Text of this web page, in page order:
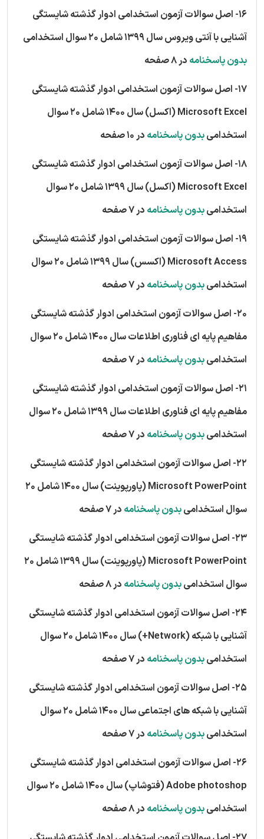
16- اصل سوالات آزمون استخدامی ادوار گذشته شایستگی
آشنایی با آنتی ویروس سال 1399 شامل 20 سوال استخدامی
بدون پاسخنامه در 8 صفحه
17- اصل سوالات آزمون استخدامی ادوار گذشته شایستگی
Microsoft Excel (اکسل) سال 1400 شامل 20 سوال
استخدامیبدون پاسخنامه در 10 صفحه
18- اصل سوالات آزمون استخدامی ادوار گذشته شایستگی
Microsoft Excel (اکسل) سال 1399 شامل 20 سوال
استخدامیبدون پاسخنامه در 7 صفحه
19- اصل سوالات آزمون استخدامی ادوار گذشته شایستگی
Microsoft Access (اکسس) سال 1399 شامل 20 سوال
استخدامیبدون پاسخنامه در 7 صفحه
20- اصل سوالات آزمون استخدامی ادوار گذشته شایستگی
مفاهیم پایه ای فناوری اطلاعات سال 1400 شامل 20 سوال
استخدامیبدون پاسخنامه در 7 صفحه
21- اصل سوالات آزمون استخدامی ادوار گذشته شایستگی
مفاهیم پایه ای فناوری اطلاعات سال 1399 شامل 20 سوال
استخدامیبدون پاسخنامه در 7 صفحه
22- اصل سوالات آزمون استخدامی ادوار گذشته شایستگی
Microsoft PowerPoint (پاورپوینت) سال 1400 شامل 20
سوال استخدامیبدون پاسخنامه در 7 صفحه
23- اصل سوالات آزمون استخدامی ادوار گذشته شایستگی
Microsoft PowerPoint (پاورپوینت) سال 1399 شامل 20
سوال استخدامیبدون پاسخنامه در 8 صفحه
24- اصل سوالات آزمون استخدامی ادوار گذشته شایستگی
آشنایی با شبکه (Network+) سال 1400 شامل 20 سوال
استخدامیبدون پاسخنامه در 7 صفحه
25- اصل سوالات آزمون استخدامی ادوار گذشته شایستگی
آشنایی با شبکه های اجتماعی سال 1400 شامل 20 سوال
استخدامیبدون پاسخنامه در 7 صفحه
26- اصل سوالات آزمون استخدامی ادوار گذشته شایستگی
Adobe photoshop (فتوشاپ) سال 1400 شامل 20 سوال
استخدامیبدون پاسخنامه در 8 صفحه